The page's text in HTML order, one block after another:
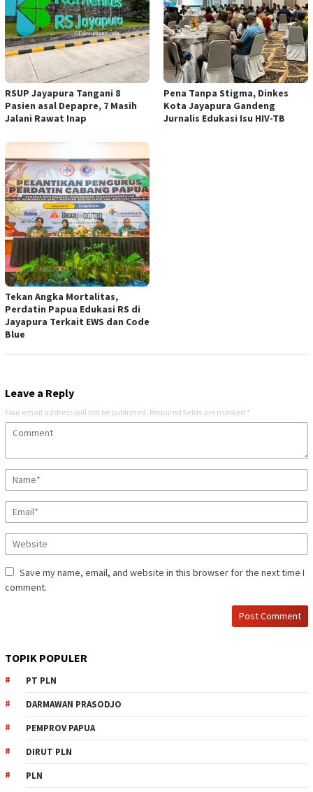
RSUP Jayapura Tangani 8
Pasien asal Depapre, 7 Masih
Jalani Rawat Inap
Pena Tanpa Stigma, Dinkes
Kota Jayapura Gandeng
Jurnalis Edukasi Isu HIV-TB
Tekan Angka Mortalitas,
Perdatin Papua Edukasi RS di
Jayapura Terkait EWS dan Code
Blue
Leave a Reply
Your email address will not be published. Required fields are marked *
Save my name, email, and website in this browser for the next time I
comment.
TOPIK POPULER
PT PLN
DARMAWAN PRASODJO
PEMPROV PAPUA
DIRUT PLN
PLN